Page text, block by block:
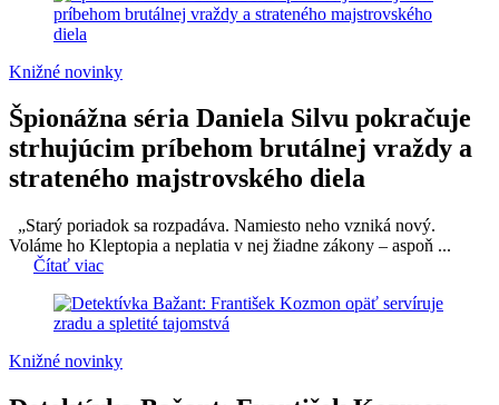
Knižné novinky
Špionážna séria Daniela Silvu pokračuje
strhujúcim príbehom brutálnej vraždy a
strateného majstrovského diela
„Starý poriadok sa rozpadáva. Namiesto neho vzniká nový.
Voláme ho Kleptopia a neplatia v nej žiadne zákony – aspoň ...
Čítať viac
Knižné novinky